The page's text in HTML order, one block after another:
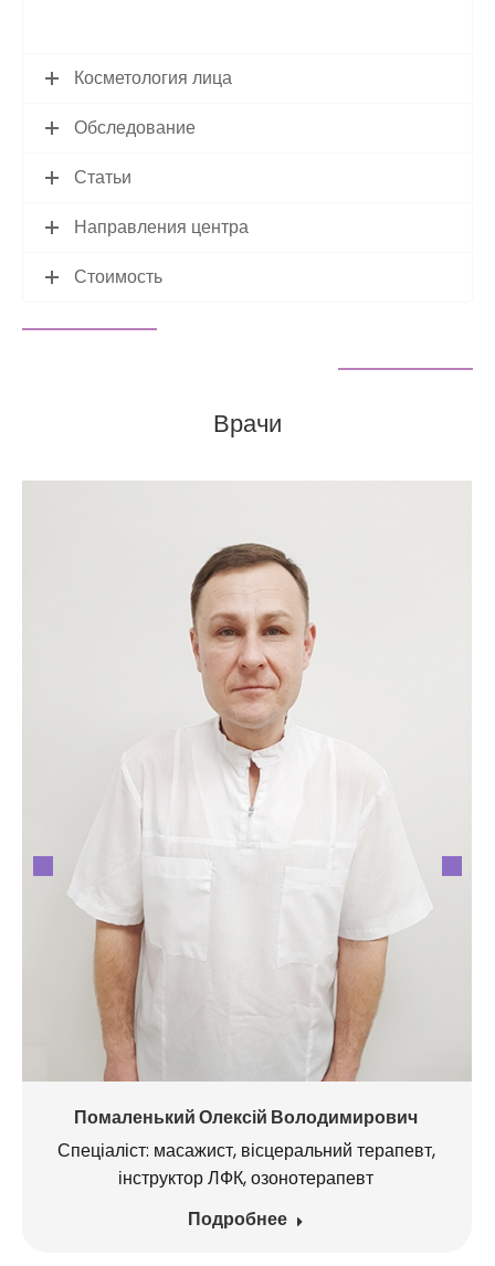
Косметология лица
Обследование
Статьи
Направления центра
Стоимость
Врачи
Помаленький Олексій Володимирович
Спеціаліст: масажист, вісцеральний терапевт,
інструктор ЛФК, озонотерапевт
Подробнее